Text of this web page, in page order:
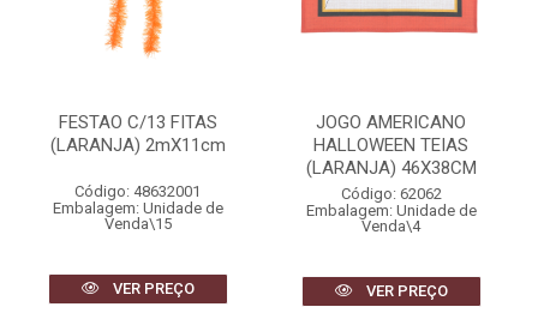
FESTAO C/13 FITAS
(LARANJA) 2mX11cm
Código: 48632001
Embalagem: Unidade de
Venda\15
VER PREÇO
JOGO AMERICANO
HALLOWEEN TEIAS
(LARANJA) 46X38CM
Código: 62062
Embalagem: Unidade de
Venda\4
VER PREÇO